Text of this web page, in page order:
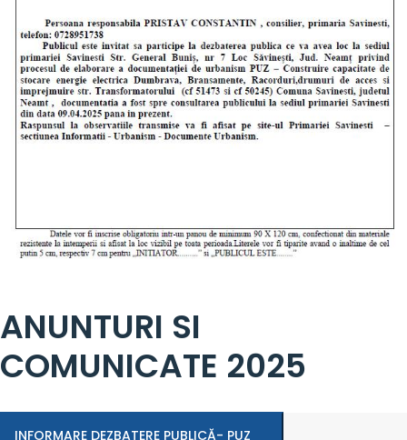
ANUNTURI SI
COMUNICATE 2025
INFORMARE DEZBATERE PUBLICĂ- PUZ